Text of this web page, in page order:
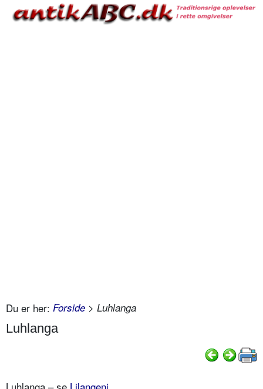
Du er her: Forside > Luhlanga
Luhlanga